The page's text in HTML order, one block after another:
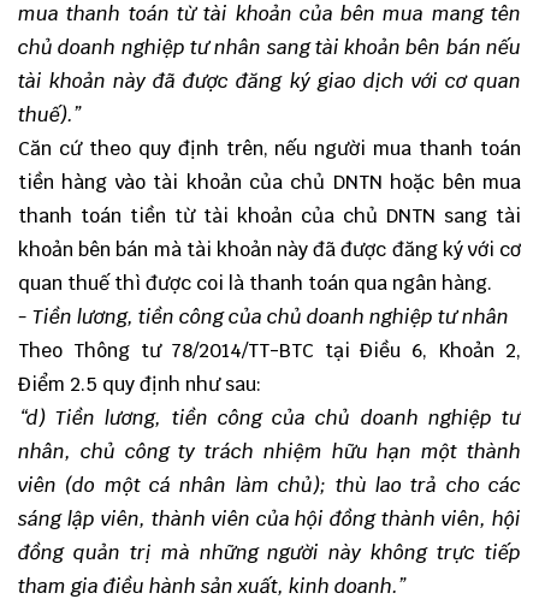
mua thanh toán từ tài khoản của bên mua mang tên
chủ doanh nghiệp tư nhân sang tài khoản bên bán nếu
tài khoản này đã được đăng ký giao dịch với cơ quan
thuế).”
Căn cứ theo quy định trên, nếu người mua thanh toán
tiền hàng vào tài khoản của chủ DNTN hoặc bên mua
thanh toán tiền từ tài khoản của chủ DNTN sang tài
khoản bên bán mà tài khoản này đã được đăng ký với cơ
quan thuế thì được coi là thanh toán qua ngân hàng.
- Tiền lương, tiền công của chủ doanh nghiệp tư nhân
Theo Thông tư 78/2014/TT-BTC tại Điều 6, Khoản 2,
Điểm 2.5 quy định như sau:
“d) Tiền lương, tiền công của chủ doanh nghiệp tư
nhân, chủ công ty trách nhiệm hữu hạn một thành
viên (do một cá nhân làm chủ); thù lao trả cho các
sáng lập viên, thành viên của hội đồng thành viên, hội
đồng quản trị mà những người này không trực tiếp
tham gia điều hành sản xuất, kinh doanh.”